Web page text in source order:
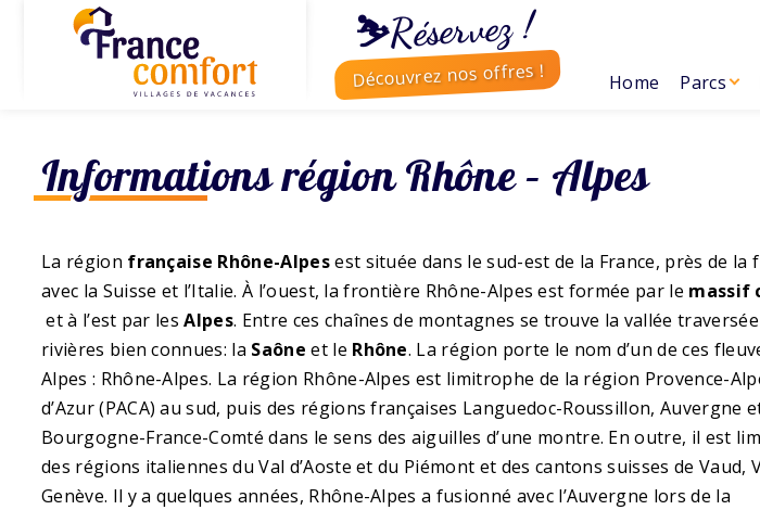
⛷️Réservez !
Découvrez nos offres ! Home Parcs
Informations région Rhône – Alpes
La région française Rhône-Alpesest située dans le sud-est de la France, près de la
avec la Suisse et l’Italie. À l’ouest, la frontière Rhône-Alpes est formée par le massif
et à l’est par lesAlpes. Entre ces chaînes de montagnes se trouve la vallée
rivières bien connues: la Saône et le Rhône. La région porte le nom d’un de ces
Alpes : Rhône-Alpes. La région Rhône-Alpes est limitrophe de la région Provence-
d’Azur (PACA) au sud, puis des régions françaises Languedoc-Roussillon, Auvergne
Bourgogne-France-Comté dans le sens des aiguilles d’une montre. En outre, il est
des régions italiennes du Val d’Aoste et du Piémont et des cantons suisses de Vaud,
Genève. Il y a quelques années, Rhône-Alpes a fusionné avec l’Auvergne lors de la